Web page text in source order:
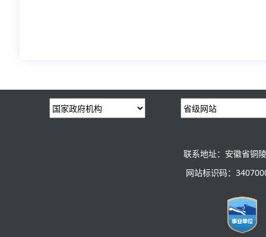
联系地址：安徽省铜
网站标识码：